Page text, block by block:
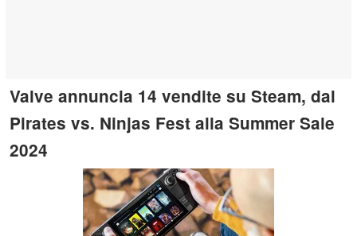
Valve annuncia 14 vendite su Steam, dal
Pirates vs. Ninjas Fest alla Summer Sale
2024